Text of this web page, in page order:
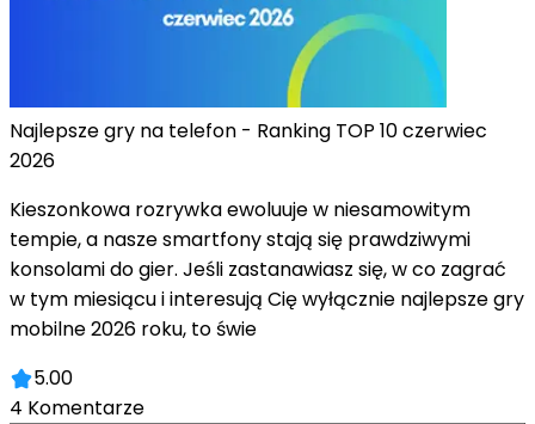
Najlepsze gry na telefon - Ranking TOP 10 czerwiec
2026
Kieszonkowa rozrywka ewoluuje w niesamowitym
tempie, a nasze smartfony stają się prawdziwymi
konsolami do gier. Jeśli zastanawiasz się, w co zagrać
w tym miesiącu i interesują Cię wyłącznie najlepsze gry
mobilne 2026 roku, to świe
5.00
4 Komentarze